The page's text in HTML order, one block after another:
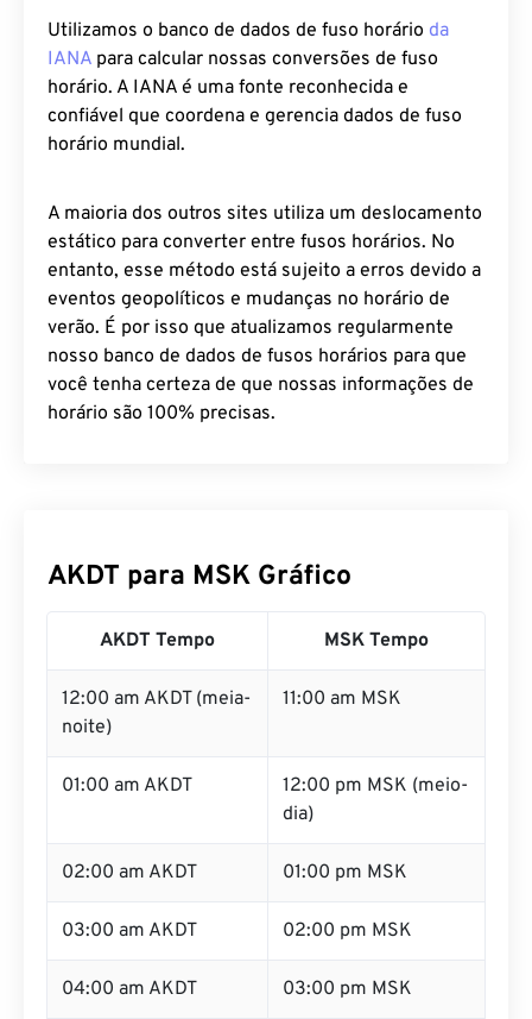
Utilizamos o banco de dados de fuso horário da
IANA para calcular nossas conversões de fuso
horário. A IANA é uma fonte reconhecida e
confiável que coordena e gerencia dados de fuso
horário mundial.
A maioria dos outros sites utiliza um deslocamento
estático para converter entre fusos horários. No
entanto, esse método está sujeito a erros devido a
eventos geopolíticos e mudanças no horário de
verão. É por isso que atualizamos regularmente
nosso banco de dados de fusos horários para que
você tenha certeza de que nossas informações de
horário são 100% precisas.
AKDT para MSK Gráfico
AKDT Tempo MSK Tempo
12:00 am AKDT (meia-
noite)
11:00 am MSK
01:00 am AKDT
12:00 pm MSK (meio-
dia)
02:00 am AKDT 01:00 pm MSK
03:00 am AKDT 02:00 pm MSK
04:00 am AKDT 03:00 pm MSK